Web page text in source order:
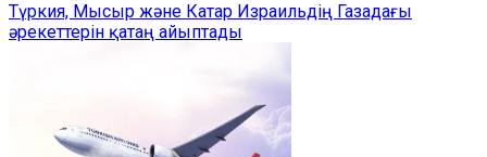
Түркия, Мысыр және Катар Израильдің Газадағы
әрекеттерін қатаң айыптады